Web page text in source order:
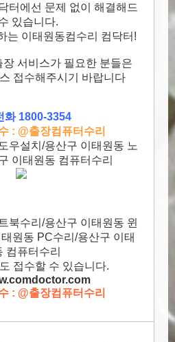
터에선 문제 없이 해결해드
있습니다.
는 이태원동컴수리 컴닥터!
서비스가 필요한 분들은
접수해주시기 바랍니다
화 1800-3354
: @출장컴퓨터수리
우설치/용산구 이태원동 노
이태원동 컴퓨터수리
북수리/용산구 이태원동 윈
원동 PC수리/용산구 이태
컴퓨터수리
접수할 수 있습니다.
om
: @출장컴퓨터수리